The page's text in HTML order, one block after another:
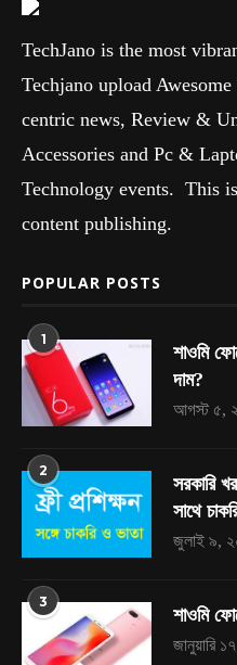
TechJano is the most
Techjano upload
centric news, Review &
Accessories and Pc &
Technology events. This
content publishing.
POPULAR POSTS
1
শাওমি
দাম?
আগস্ট ৫,
2
সরকারি
সাথে
জুলাই ৯,
3
শাওমি
জানুয়ারি